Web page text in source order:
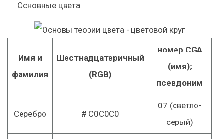
Основные цвета
Имя и
фамилия
Шестнадцатеричный
(RGB)
номер CGA
(имя);
псевдоним
Серебро # C0C0C0
07 (светло-
серый)